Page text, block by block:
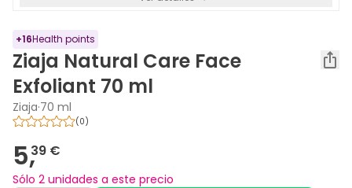
+16Health points
Ziaja Natural Care Face
Exfoliant 70 ml
Ziaja·70 ml
(0)
5,39 €
Sólo 2 unidades a este precio